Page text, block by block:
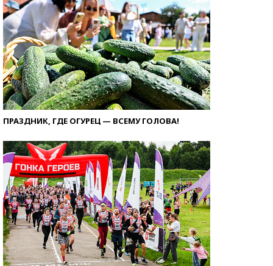
ПРАЗДНИК, ГДЕ ОГУРЕЦ — ВСЕМУ ГОЛОВА!